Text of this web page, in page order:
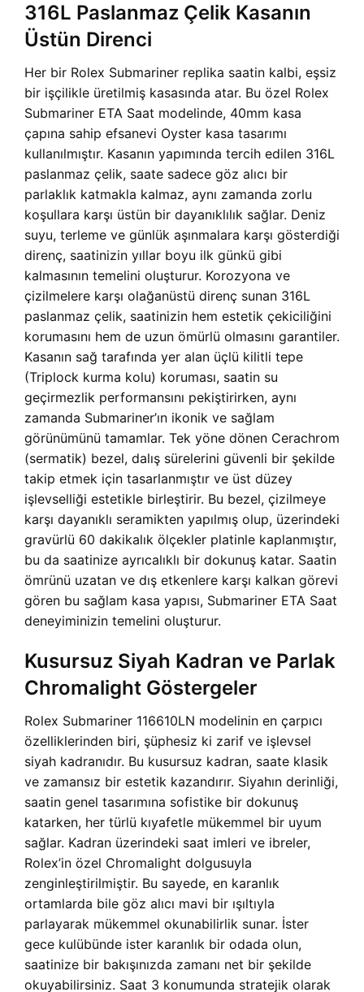
316L Paslanmaz Çelik Kasanın
Üstün Direnci
Her bir Rolex Submariner replika saatin kalbi, eşsiz
bir işçilikle üretilmiş kasasında atar. Bu özel Rolex
Submariner ETA Saat modelinde, 40mm kasa
çapına sahip efsanevi Oyster kasa tasarımı
kullanılmıştır. Kasanın yapımında tercih edilen 316L
paslanmaz çelik, saate sadece göz alıcı bir
parlaklık katmakla kalmaz, aynı zamanda zorlu
koşullara karşı üstün bir dayanıklılık sağlar. Deniz
suyu, terleme ve günlük aşınmalara karşı gösterdiği
direnç, saatinizin yıllar boyu ilk günkü gibi
kalmasının temelini oluşturur. Korozyona ve
çizilmelere karşı olağanüstü direnç sunan 316L
paslanmaz çelik, saatinizin hem estetik çekiciliğini
korumasını hem de uzun ömürlü olmasını garantiler.
Kasanın sağ tarafında yer alan üçlü kilitli tepe
(Triplock kurma kolu) koruması, saatin su
geçirmezlik performansını pekiştirirken, aynı
zamanda Submariner’ın ikonik ve sağlam
görünümünü tamamlar. Tek yöne dönen Cerachrom
(sermatik) bezel, dalış sürelerini güvenli bir şekilde
takip etmek için tasarlanmıştır ve üst düzey
işlevselliği estetikle birleştirir. Bu bezel, çizilmeye
karşı dayanıklı seramikten yapılmış olup, üzerindeki
gravürlü 60 dakikalık ölçekler platinle kaplanmıştır,
bu da saatinize ayrıcalıklı bir dokunuş katar. Saatin
ömrünü uzatan ve dış etkenlere karşı kalkan görevi
gören bu sağlam kasa yapısı, Submariner ETA Saat
deneyiminizin temelini oluşturur.
Kusursuz Siyah Kadran ve Parlak
Chromalight Göstergeler
Rolex Submariner 116610LN modelinin en çarpıcı
özelliklerinden biri, şüphesiz ki zarif ve işlevsel
siyah kadranıdır. Bu kusursuz kadran, saate klasik
ve zamansız bir estetik kazandırır. Siyahın derinliği,
saatin genel tasarımına sofistike bir dokunuş
katarken, her türlü kıyafetle mükemmel bir uyum
sağlar. Kadran üzerindeki saat imleri ve ibreler,
Rolex’in özel Chromalight dolgusuyla
zenginleştirilmiştir. Bu sayede, en karanlık
ortamlarda bile göz alıcı mavi bir ışıltıyla
parlayarak mükemmel okunabilirlik sunar. İster
gece kulübünde ister karanlık bir odada olun,
saatinize bir bakışınızda zamanı net bir şekilde
okuyabilirsiniz. Saat 3 konumunda stratejik olarak